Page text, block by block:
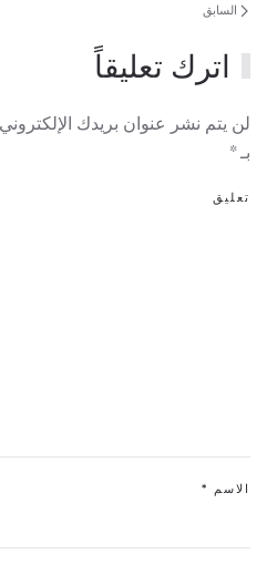
السابق
اترك تعليقاً
لن يتم نشر عنوان بريدك
بـ*
تعليق
الاسم *